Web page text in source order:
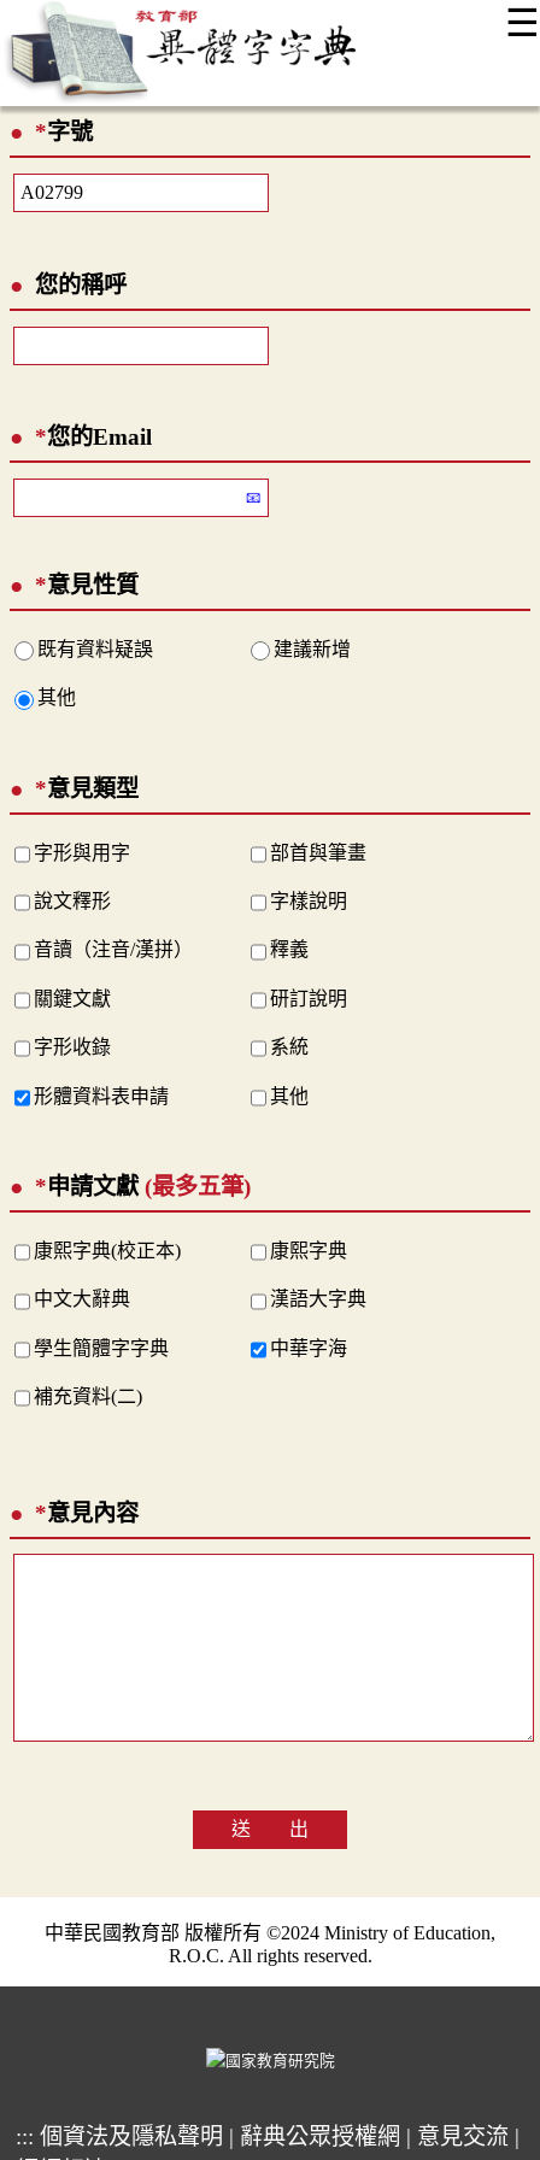
☰
最新消息
*字號
您的稱呼
*您的Email
*意見性質
既有資料疑誤 建議新增
其他
*意見類型
字形與用字 部首與筆畫
說文釋形 字樣說明
音讀（注音/漢拼） 釋義
關鍵文獻 研訂說明
字形收錄 系統
形體資料表申請 其他
*申請文獻(最多五筆)
康熙字典(校正本) 康熙字典
中文大辭典 漢語大字典
學生簡體字字典 中華字海
補充資料(二)
*意見內容
送 出
中華民國教育部 版權所有 ©2024 Ministry of Education,
R.O.C. All rights reserved.
::: 個資法及隱私聲明 | 辭典公眾授權網 | 意見交流 |